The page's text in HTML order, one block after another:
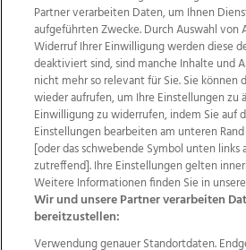
Wir über uns Mediadaten
Datenschutz
Impressum
AGB Website
Ehrenkodex
Partner verarbeiten Daten, um Ihnen
aufgeführten Zwecke. Durch Auswahl von
Widerruf Ihrer Einwilligung werden diese
deaktiviert sind, sind manche Inhalte und
nicht mehr so relevant für Sie. Sie können
wieder aufrufen, um Ihre Einstellungen zu
Einwilligung zu widerrufen, indem Sie auf
Einstellungen bearbeiten am unteren
[oder das schwebende Symbol unten links
zutreffend]. Ihre Einstellungen gelten
Weitere Informationen finden Sie in
Wir und unsere Partner verarbeiten
bereitzustellen:
Verwendung genauer Standortdaten.